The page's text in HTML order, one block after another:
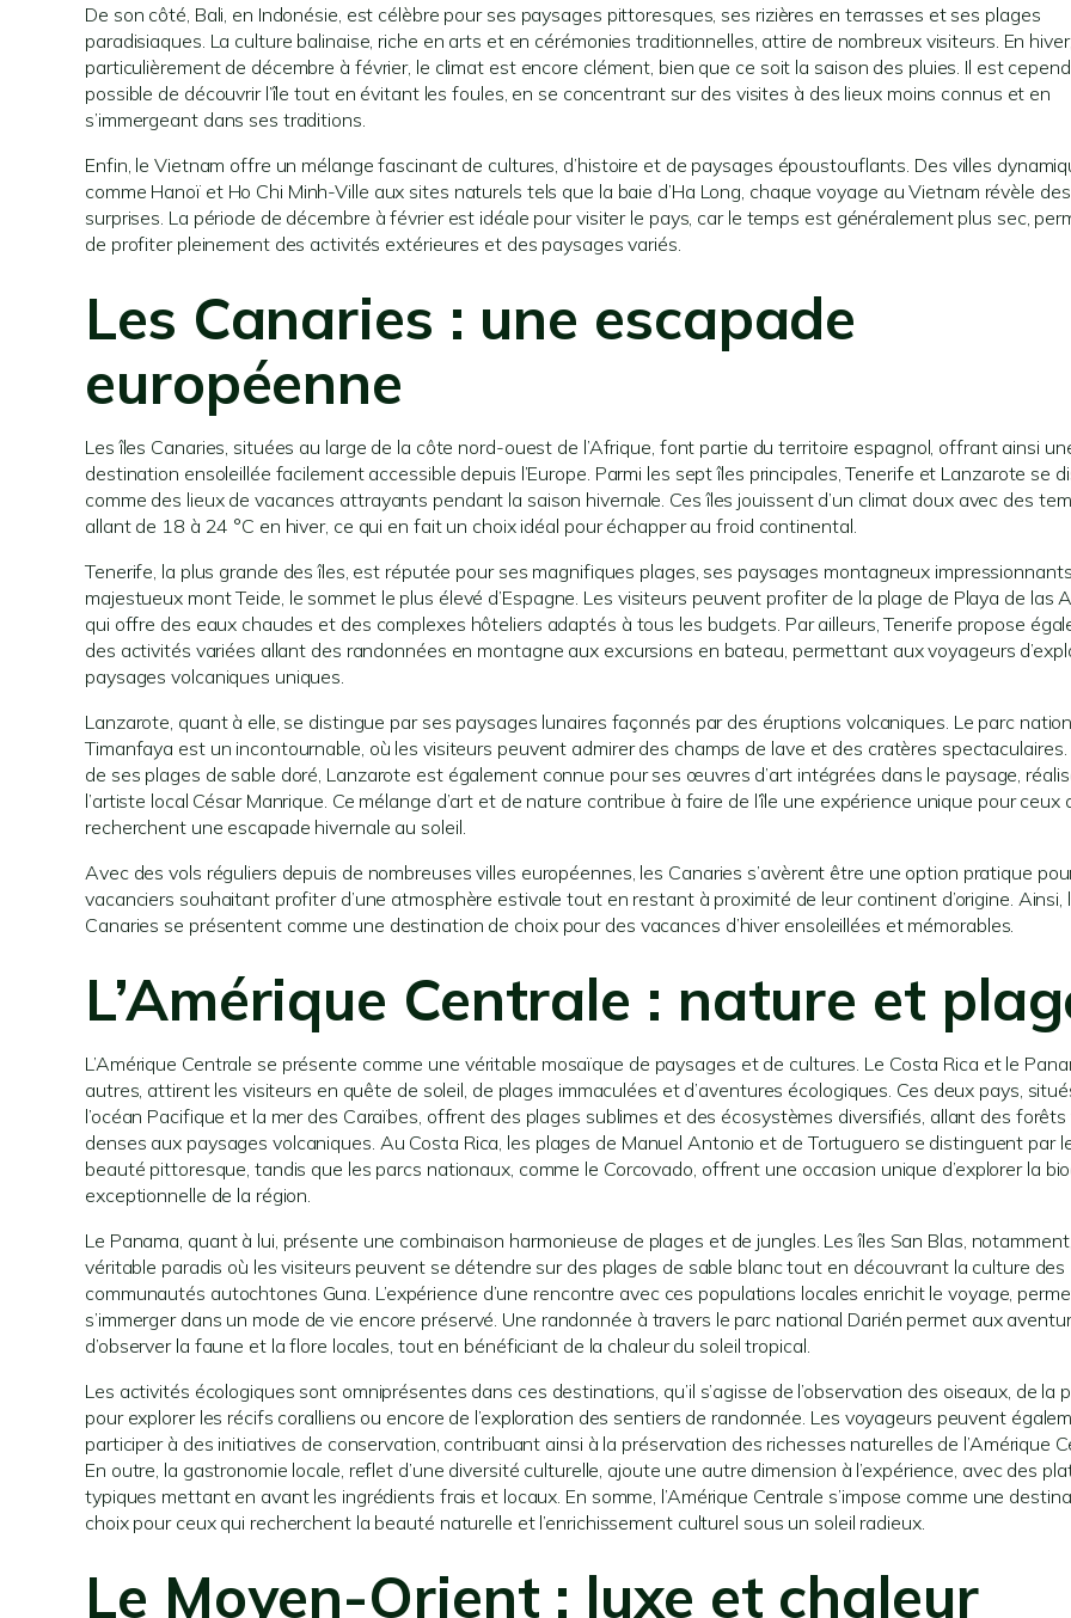
De son côté, Bali, en Indonésie, est célèbre pour ses paysages pittoresques, ses rizières en terrasses et ses plages
paradisiaques. La culture balinaise, riche en arts et en cérémonies traditionnelles, attire de nombreux visiteurs. En hiver,
particulièrement de décembre à février, le climat est encore clément, bien que ce soit la saison des pluies. Il est
possible de découvrir l’île tout en évitant les foules, en se concentrant sur des visites à des lieux moins connus et en
s’immergeant dans ses traditions.
Enfin, le Vietnam offre un mélange fascinant de cultures, d’histoire et de paysages époustouflants. Des villes
comme Hanoï et Ho Chi Minh-Ville aux sites naturels tels que la baie d’Ha Long, chaque voyage au Vietnam révèle des
surprises. La période de décembre à février est idéale pour visiter le pays, car le temps est généralement plus sec,
de profiter pleinement des activités extérieures et des paysages variés.
Les Canaries : une escapade
européenne
Les îles Canaries, situées au large de la côte nord-ouest de l’Afrique, font partie du territoire espagnol, offrant ainsi
destination ensoleillée facilement accessible depuis l’Europe. Parmi les sept îles principales, Tenerife et Lanzarote se
comme des lieux de vacances attrayants pendant la saison hivernale. Ces îles jouissent d’un climat doux avec des
allant de 18 à 24 °C en hiver, ce qui en fait un choix idéal pour échapper au froid continental.
Tenerife, la plus grande des îles, est réputée pour ses magnifiques plages, ses paysages montagneux
majestueux mont Teide, le sommet le plus élevé d’Espagne. Les visiteurs peuvent profiter de la plage de Playa de las
qui offre des eaux chaudes et des complexes hôteliers adaptés à tous les budgets. Par ailleurs, Tenerife propose
des activités variées allant des randonnées en montagne aux excursions en bateau, permettant aux voyageurs
paysages volcaniques uniques.
Lanzarote, quant à elle, se distingue par ses paysages lunaires façonnés par des éruptions volcaniques. Le parc
Timanfaya est un incontournable, où les visiteurs peuvent admirer des champs de lave et des cratères spectaculaires.
de ses plages de sable doré, Lanzarote est également connue pour ses œuvres d’art intégrées dans le paysage,
l’artiste local César Manrique. Ce mélange d’art et de nature contribue à faire de l’île une expérience unique pour ceux
recherchent une escapade hivernale au soleil.
Avec des vols réguliers depuis de nombreuses villes européennes, les Canaries s’avèrent être une option pratique
vacanciers souhaitant profiter d’une atmosphère estivale tout en restant à proximité de leur continent d’origine. Ainsi,
Canaries se présentent comme une destination de choix pour des vacances d’hiver ensoleillées et mémorables.
L’Amérique Centrale : nature et
L’Amérique Centrale se présente comme une véritable mosaïque de paysages et de cultures. Le Costa Rica et le
autres, attirent les visiteurs en quête de soleil, de plages immaculées et d’aventures écologiques. Ces deux pays,
l’océan Pacifique et la mer des Caraïbes, offrent des plages sublimes et des écosystèmes diversifiés, allant des
denses aux paysages volcaniques. Au Costa Rica, les plages de Manuel Antonio et de Tortuguero se distinguent par
beauté pittoresque, tandis que les parcs nationaux, comme le Corcovado, offrent une occasion unique d’explorer la
exceptionnelle de la région.
Le Panama, quant à lui, présente une combinaison harmonieuse de plages et de jungles. Les îles San Blas,
véritable paradis où les visiteurs peuvent se détendre sur des plages de sable blanc tout en découvrant la culture des
communautés autochtones Guna. L’expérience d’une rencontre avec ces populations locales enrichit le voyage,
s’immerger dans un mode de vie encore préservé. Une randonnée à travers le parc national Darién permet aux
d’observer la faune et la flore locales, tout en bénéficiant de la chaleur du soleil tropical.
Les activités écologiques sont omniprésentes dans ces destinations, qu’il s’agisse de l’observation des oiseaux, de la
pour explorer les récifs coralliens ou encore de l’exploration des sentiers de randonnée. Les voyageurs peuvent
participer à des initiatives de conservation, contribuant ainsi à la préservation des richesses naturelles de l’Amérique
En outre, la gastronomie locale, reflet d’une diversité culturelle, ajoute une autre dimension à l’expérience, avec des
typiques mettant en avant les ingrédients frais et locaux. En somme, l’Amérique Centrale s’impose comme une
choix pour ceux qui recherchent la beauté naturelle et l’enrichissement culturel sous un soleil radieux.
Le Moyen-Orient : luxe et chaleur